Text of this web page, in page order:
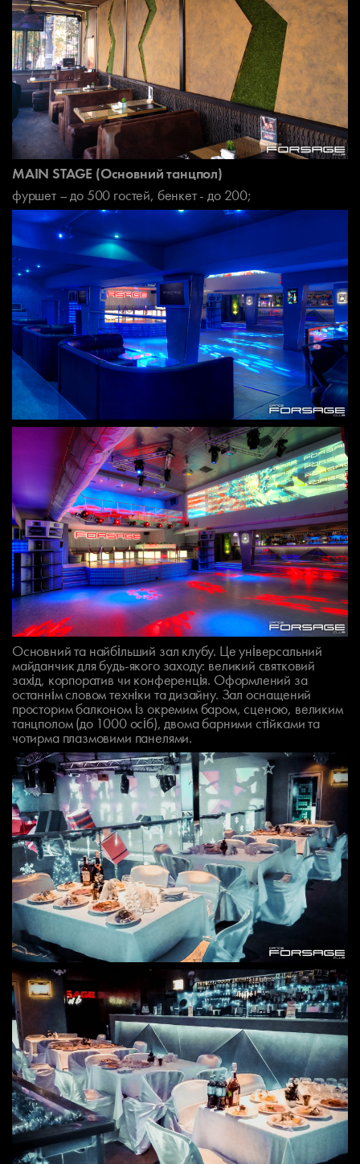
MAIN STAGE (Основний танцпол)
фуршет – до 500 гостей, бенкет - до 200;
Основний та найбільший зал клубу. Це універсальний
майданчик для будь-якого заходу: великий святковий
захід, корпоратив чи конференція. Оформлений за
останнім словом техніки та дизайну. Зал оснащений
просторим балконом із окремим баром, сценою, великим
танцполом (до 1000 осіб), двома барними стійками та
чотирма плазмовими панелями.